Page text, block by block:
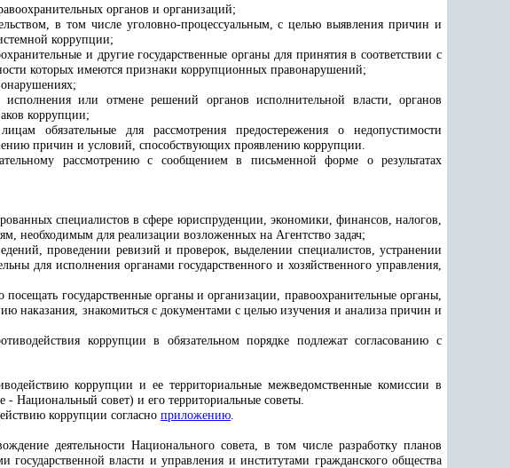
органов и организаций;
в том числе уголовно-процессуальным, с целью выявления причин и
коррупции;
и другие государственные органы для принятия в соответствии с
которых имеются признаки коррупционных правонарушений;
или отмене решений органов исполнительной власти, органов
коррупции;
обязательные для рассмотрения предостережения о недопустимости
причин и условий, способствующих проявлению коррупции.
рассмотрению с сообщением в письменной форме о результатах
специалистов в сфере юриспруденции, экономики, финансов, налогов,
необходимым для реализации возложенных на Агентство задач;
проведении ревизий и проверок, выделении специалистов, устранении
для исполнения органами государственного и хозяйственного управления,
государственные органы и организации, правоохранительные органы,
наказания, знакомиться с документами с целью изучения и анализа причин и
коррупции в обязательном порядке подлежат согласованию с
коррупции и ее территориальные межведомственные комиссии в
Национальный совет) и его территориальные советы.
коррупции согласно приложению.
деятельности Национального совета, в том числе разработку планов
власти и управления и институтами гражданского общества